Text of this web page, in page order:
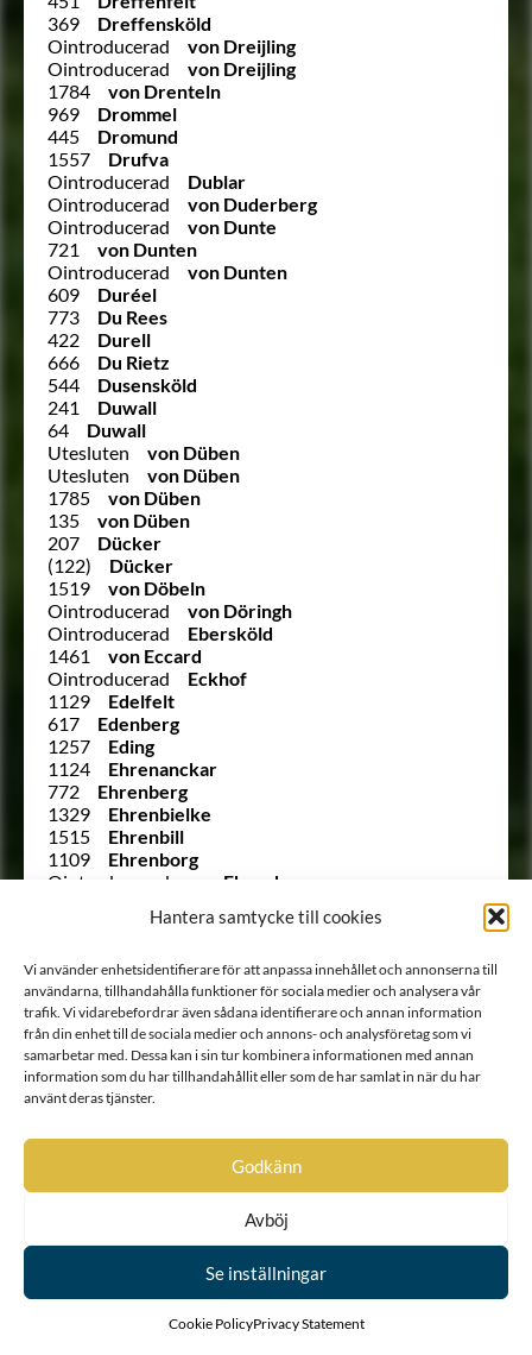
Hantera samtycke till cookies
Vi använder enhetsidentifierare för att anpassa innehållet och annonserna till
användarna, tillhandahålla funktioner för sociala medier och analysera vår
trafik. Vi vidarebefordrar även sådana identifierare och annan information
från din enhet till de sociala medier och annons- och analysföretag som vi
samarbetar med. Dessa kan i sin tur kombinera informationen med annan
information som du har tillhandahållit eller som de har samlat in när du har
använt deras tjänster.
Godkänn
Avböj
Se inställningar
Cookie PolicyPrivacy Statement
369
Dreffensköld
Ointroducerad
von Dreijling
Ointroducerad
von Dreijling
1784
von Drenteln
969
Drommel
445
Dromund
1557
Drufva
Ointroducerad
Dublar
Ointroducerad
von Duderberg
Ointroducerad
von Dunte
721
von Dunten
Ointroducerad
von Dunten
609
Duréel
773
Du Rees
422
Durell
666
Du Rietz
544
Dusensköld
241
Duwall
64
Duwall
Utesluten
von Düben
Utesluten
von Düben
1785
von Düben
135
von Düben
207
Dücker
(122)
Dücker
1519
von Döbeln
Ointroducerad
von Döringh
Ointroducerad
Ebersköld
1461
von Eccard
Ointroducerad
Eckhof
1129
Edelfelt
617
Edenberg
1257
Eding
1124
Ehrenanckar
772
Ehrenberg
1329
Ehrenbielke
1515
Ehrenbill
1109
Ehrenborg
Ointroducerad
von Ehrenburg
Ehrencrantz
879
Ehrencrona
985
Ehrenfels
890
Ehrenfelt
952
Ehrenflycht
1749 B
von Ehrenheim
846
Ehrenhielm
1417
Ehrenhoff
1354
Ehrenman
1313
Ehrenpreus
Ehrenprijs (Äreprijs eller
Ointroducerad
Ehrenroos